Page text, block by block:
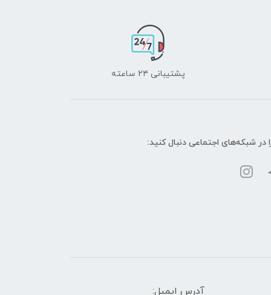
پشتیبانی ۲۴ ساعته
در شبکه‌های اجتماعی دنبال کنید:
آدرس ایمیل: